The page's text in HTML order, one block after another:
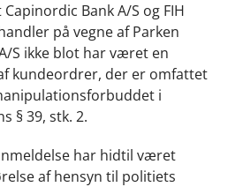
Bank A/S og FIH
på vegne af Parken
S ikke blot har været en
kundeordrer, der er omfattet
i
§ 39, stk. 2.
har hidtil været
af hensyn til politiets